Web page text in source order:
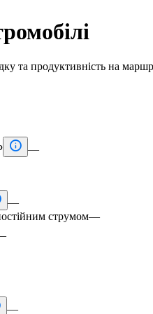
та продуктивність на
 —
—
струмом—
—